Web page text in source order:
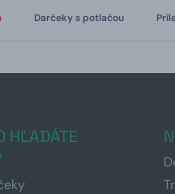
Darčeky s potlačou
HĽADÁTE